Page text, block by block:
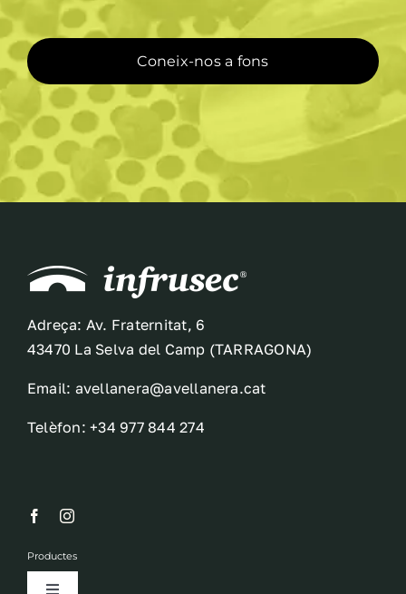
Coneix-nos a fons
Adreça: Av. Fraternitat, 6
43470 La Selva del Camp (TARRAGONA)
Email: avellanera@avellanera.cat
Telèfon: +34 977 844 274
Productes